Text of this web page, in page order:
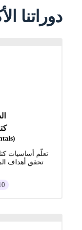
دوراتنا
(UX Writing Fundamentals)
تعلّم أساسيات
تحقق أهداف
10